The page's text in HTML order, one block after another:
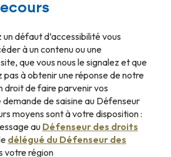
défaut d’accessibilité vous
à un contenu ou une
que vous nous le signalez et que
pas à obtenir une réponse de notre
droit de faire parvenir vos
demande de saisine au Défenseur
moyens sont à votre disposition :
au Défenseur des droits
délégué du Défenseur des
votre région